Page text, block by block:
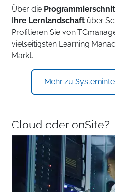
Über die
Ihre Lernlandschaft über
Profitieren Sie von
vielseitigsten Learning
Markt.
Mehr zu
Cloud oder onSite?